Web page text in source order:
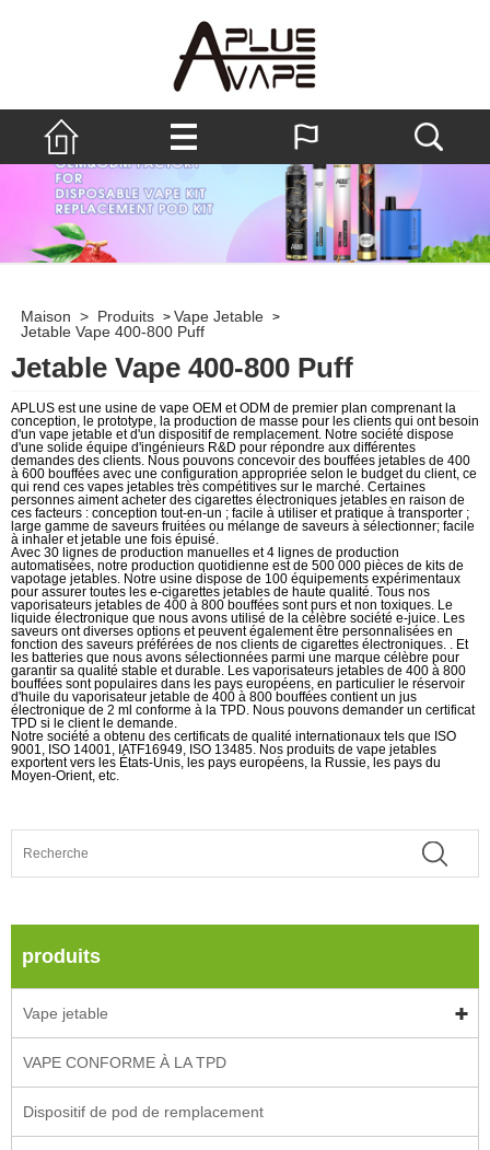
Maison > Produits > Vape Jetable >
Jetable Vape 400-800 Puff
Jetable Vape 400-800 Puff
APLUS est une usine de vape OEM et ODM de premier plan comprenant la
conception, le prototype, la production de masse pour les clients qui ont besoin
d'un vape jetable et d'un dispositif de remplacement. Notre société dispose
d'une solide équipe d'ingénieurs R&D pour répondre aux différentes
demandes des clients. Nous pouvons concevoir des bouffées jetables de 400
à 600 bouffées avec une configuration appropriée selon le budget du client, ce
qui rend ces vapes jetables très compétitives sur le marché. Certaines
personnes aiment acheter des cigarettes électroniques jetables en raison de
ces facteurs : conception tout-en-un ; facile à utiliser et pratique à transporter ;
large gamme de saveurs fruitées ou mélange de saveurs à sélectionner; facile
à inhaler et jetable une fois épuisé.
Avec 30 lignes de production manuelles et 4 lignes de production
automatisées, notre production quotidienne est de 500 000 pièces de kits de
vapotage jetables. Notre usine dispose de 100 équipements expérimentaux
pour assurer toutes les e-cigarettes jetables de haute qualité. Tous nos
vaporisateurs jetables de 400 à 800 bouffées sont purs et non toxiques. Le
liquide électronique que nous avons utilisé de la célèbre société e-juice. Les
saveurs ont diverses options et peuvent également être personnalisées en
fonction des saveurs préférées de nos clients de cigarettes électroniques. . Et
les batteries que nous avons sélectionnées parmi une marque célèbre pour
garantir sa qualité stable et durable. Les vaporisateurs jetables de 400 à 800
bouffées sont populaires dans les pays européens, en particulier le réservoir
d'huile du vaporisateur jetable de 400 à 800 bouffées contient un jus
électronique de 2 ml conforme à la TPD. Nous pouvons demander un certificat
TPD si le client le demande.
Notre société a obtenu des certificats de qualité internationaux tels que ISO
9001, ISO 14001, IATF16949, ISO 13485. Nos produits de vape jetables
exportent vers les États-Unis, les pays européens, la Russie, les pays du
Moyen-Orient, etc.
produits
Vape jetable
VAPE CONFORME À LA TPD
Dispositif de pod de remplacement